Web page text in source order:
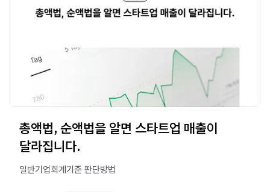
총액법, 순액법을 알면 스타트업 매출이
달라집니다.
일반기업회계기준 판단방법